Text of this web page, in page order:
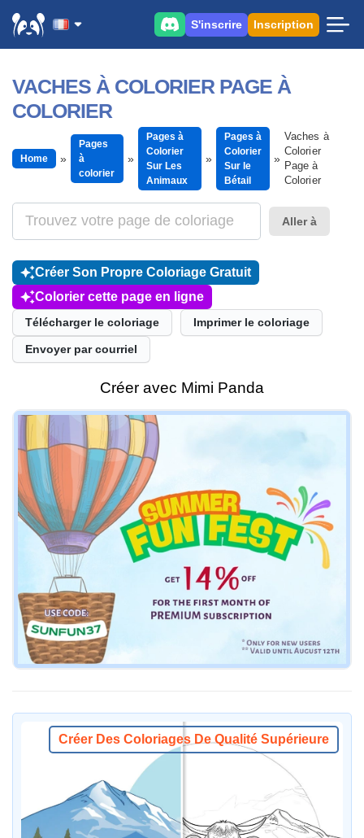
S'inscrire Inscription
VACHES À COLORIER PAGE À
COLORIER
Home
Pages
à
colorier
Pages à
Colorier
Sur Les
Animaux
Pages à
Colorier
Sur le
Bétail
Vaches à
Colorier
Page à
Colorier
Aller à
Créer Son Propre Coloriage Gratuit
Colorier cette page en ligne
Télécharger le coloriage Imprimer le coloriage
Envoyer par courriel
Créer avec Mimi Panda
Créer Des Coloriages De Qualité Supérieure